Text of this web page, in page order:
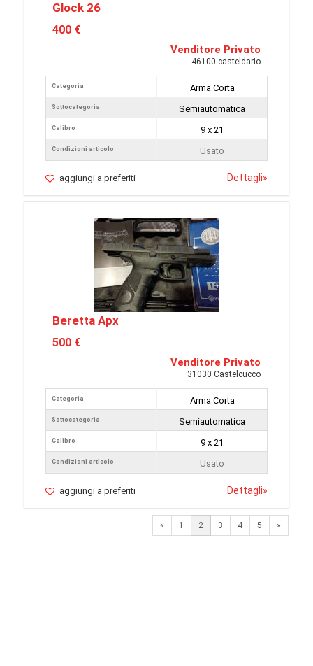
Glock 26
400 €
Venditore Privato
46100 casteldario
Categoria
Sottocategoria
Calibro
Condizioni articolo
Arma Corta
Semiautomatica
9 x 21
Usato
aggiungi a preferiti Dettagli»
Beretta Apx
500 €
Venditore Privato
31030 Castelcucco
Categoria
Sottocategoria
Calibro
Condizioni articolo
Arma Corta
Semiautomatica
9 x 21
Usato
aggiungi a preferiti Dettagli»
« Previous
1 2 3 4 5 »